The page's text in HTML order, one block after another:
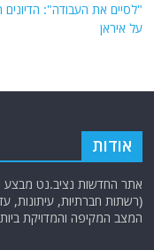
"לסיים את העבודה":
על איראן
אודות
אתר החדשות נציב.נט מבצע
(רשתות חברתיות, עיתונות,
המצב המקיפה והמדויקת